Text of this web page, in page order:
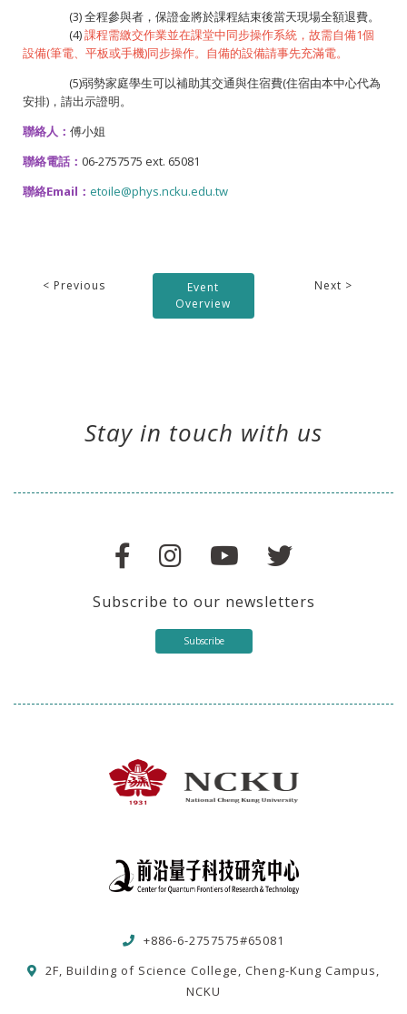
(3) 全程參與者，保證金將於課程結束後當天現場全額退費。
(4)課程需繳交作業並在課堂中同步操作系統，故需自備1個
設備(筆電、平板或手機)同步操作。自備的設備請事先充滿電。
(5)弱勢家庭學生可以補助其交通與住宿費(住宿由本中心代為
安排)，請出示證明。
聯絡人： 傅小姐
聯絡電話： 06-2757575 ext. 65081
聯絡Email： etoile@phys.ncku.edu.tw
< Previous
Event
Overview
Next >
Stay in touch with us
Subscribe to our newsletters
Subscribe
+886-6-2757575#65081
2F, Building of Science College, Cheng-Kung Campus,
NCKU